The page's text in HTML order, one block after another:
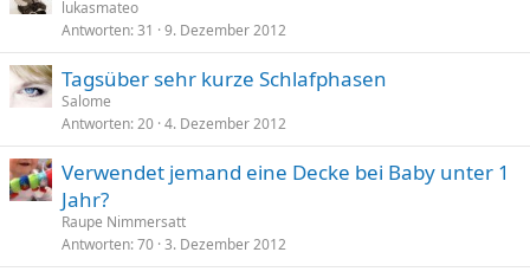
lukasmateo
Antworten 31 9. Dezember 2012
Tagsüber sehr kurze Schlafphasen
Salome
Antworten 20 4. Dezember 2012
Verwendet jemand eine Decke bei Baby unter 1
Jahr?
Raupe Nimmersatt
Antworten 70 3. Dezember 2012